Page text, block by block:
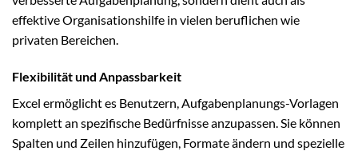
effektive Organisationshilfe in vielen beruflichen wie
privaten Bereichen.
Flexibilität und Anpassbarkeit
Excel ermöglicht es Benutzern, Aufgabenplanungs-Vorlagen
komplett an spezifische Bedürfnisse anzupassen. Sie können
Spalten und Zeilen hinzufügen, Formate ändern und spezielle